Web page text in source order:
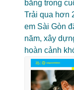
bằng trong
Trải qua hơn
em Sài Gòn
năm, xây
hoàn cảnh